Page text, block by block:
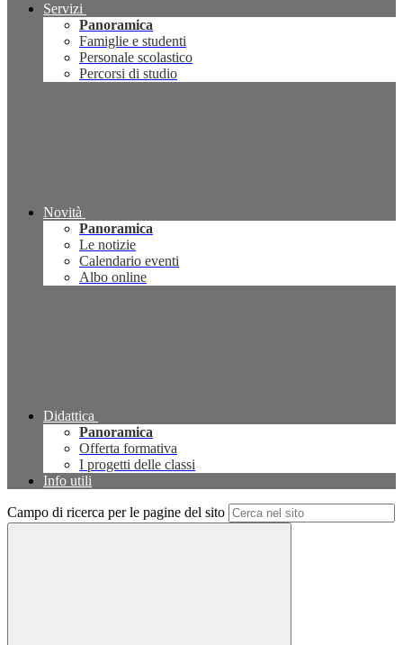
Servizi
Panoramica
Famiglie e studenti
Personale scolastico
Percorsi di studio
Novità
Panoramica
Le notizie
Calendario eventi
Albo online
Didattica
Panoramica
Offerta formativa
I progetti delle classi
Info utili
Campo di ricerca per le pagine del sito